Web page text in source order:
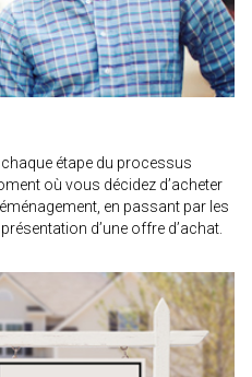
étape du processus
où vous décidez d’acheter
en passant par les
d’une offre d’achat.